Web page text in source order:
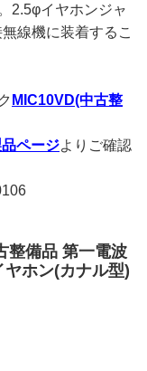
2.5φイヤホンジャ
線機に装着するこ
MIC10VD(中古整
ページよりご確認
整備品 第一電波
ホン(カナル型)